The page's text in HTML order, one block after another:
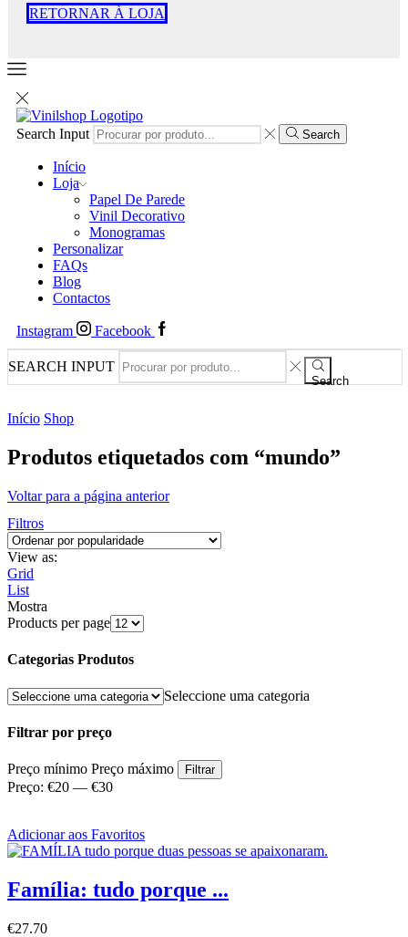
RETORNAR À LOJA
Search Input Search
Início
Loja
Papel De Parede
Vinil Decorativo
Monogramas
Personalizar
FAQs
Blog
Contactos
Instagram Facebook
SEARCH INPUT
Search
Início Shop
Produtos etiquetados com “mundo”
Voltar para a página anterior
Filtros
View as:
Grid
List
Mostra
Products per page
Categorias Produtos
Seleccione uma categoria
Filtrar por preço
Preço mínimo Preço máximo Filtrar
Preço: €20 — €30
Adicionar aos Favoritos
Família: tudo porque ...
€27.70